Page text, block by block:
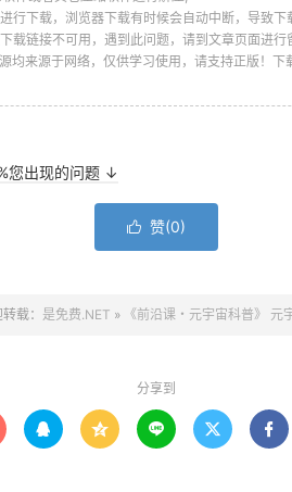
行下载，浏览器下载有时候会自动中断，导致下
载链接不可用，遇到此问题，请到文章页面进
均来源于网络，仅供学习使用，请支持正版！下
您出现的问题 ↓
 赞(0)
载： 是免费.NET » 《前沿课・元宇宙科普》
分享到
    